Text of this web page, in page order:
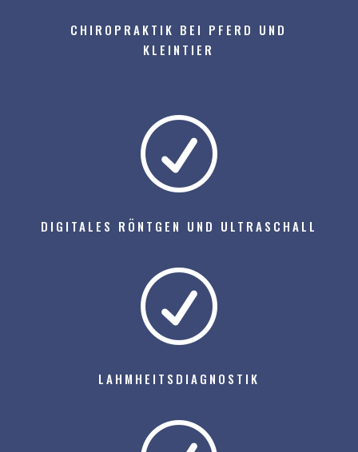
CHIROPRAKTIK BEI PFERD UND
KLEINTIER
R
DIGITALES RÖNTGEN UND ULTRASCHALL
R
LAHMHEITSDIAGNOSTIK